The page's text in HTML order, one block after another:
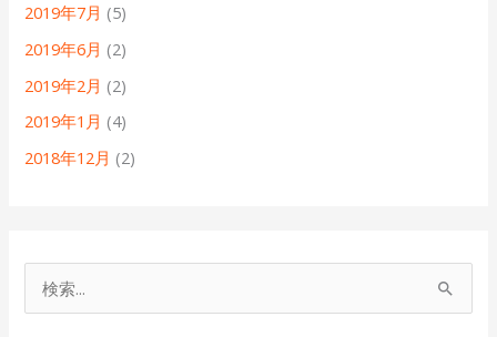
2019年7月 (5)
2019年6月 (2)
2019年2月 (2)
2019年1月 (4)
2018年12月 (2)